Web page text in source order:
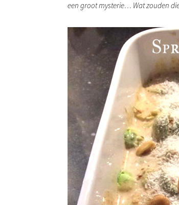
een groot mysterie… Wat zouden